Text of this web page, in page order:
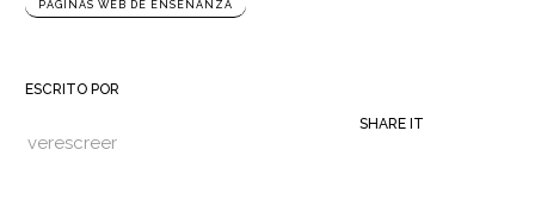
PÁGINAS WEB DE ENSEÑANZA
ESCRITO POR
verescreer
SHARE IT